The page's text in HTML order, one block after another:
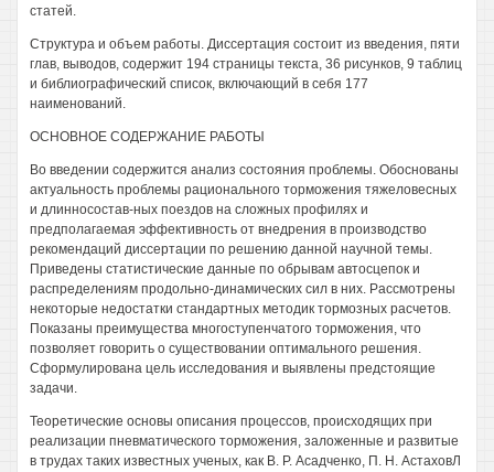
статей.
Структура и объем работы. Диссертация состоит из введения, пяти
глав, выводов, содержит 194 страницы текста, 36 рисунков, 9 таблиц
и библиографический список, включающий в себя 177
наименований.
ОСНОВНОЕ СОДЕРЖАНИЕ РАБОТЫ
Во введении содержится анализ состояния проблемы. Обоснованы
актуальность проблемы рационального торможения тяжеловесных
и длинносостав-ных поездов на сложных профилях и
предполагаемая эффективность от внедрения в производство
рекомендаций диссертации по решению данной научной темы.
Приведены статистические данные по обрывам автосцепок и
распределениям продольно-динамических сил в них. Рассмотрены
некоторые недостатки стандартных методик тормозных расчетов.
Показаны преимущества многоступенчатого торможения, что
позволяет говорить о существовании оптимального решения.
Сформулирована цель исследования и выявлены предстоящие
задачи.
Теоретические основы описания процессов, происходящих при
реализации пневматического торможения, заложенные и развитые
в трудах таких известных ученых, как В. Р. Асадченко, П. Н. АстаховЛ